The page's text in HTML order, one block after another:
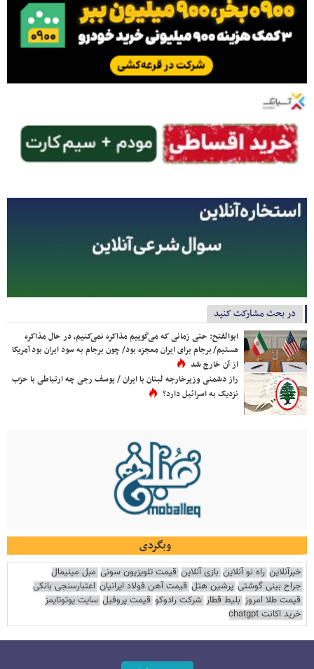
در بحث مشارکت کنید
ابوالفتح: حتی زمانی که می‌گوییم مذاکره نمی‌کنیم، در حال مذاکره
هستیم/ برجام برای ایران معجزه بود/ چون برجام به سود ایران بود آمریکا
از آن خارج شد
راز دشمنی وزیرخارجه لبنان با ایران / یوسف رجی چه ارتباطی با حزب
نزدیک به اسرائیل دارد؟
وبگردی
خبرآنلاین راه نو آنلاین بازی آنلاین قیمت تلویزیون سونی مبل مینیمال
جراح بینی گوشتی پرشین هتل قیمت آهن فولاد ایرانیان اعتبارسنجی بانکی
قیمت طلا امروز بلیط قطار شرکت رادوکو قیمت پروفیل سایت یوتوتایمز
خرید اکانت chatgpt